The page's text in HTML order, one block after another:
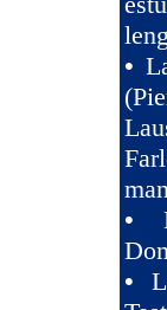
•
•
•